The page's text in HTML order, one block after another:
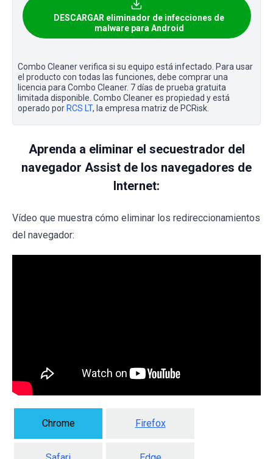
DESCARGAR eliminador de infecciones de
malware para Android
Combo Cleaner verifica si su equipo está infectado. Para usar
el producto con todas las funciones, debe comprar una
licencia para Combo Cleaner. 7 días de prueba gratuita
limitada disponible. Combo Cleaner es propiedad y está
operado por RCS LT, la empresa matriz de PCRisk.
Aprenda a eliminar el secuestrador del
navegador Assist de los navegadores de
Internet:
Vídeo que muestra cómo eliminar los redireccionamientos
del navegador:
Chrome Firefox